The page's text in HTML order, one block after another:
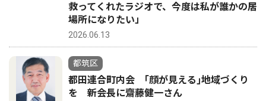
救ってくれたラジオで、今度は私が誰かの居
場所になりたい」
2026.06.13
都筑区
都田連合町内会 ｢顔が見える｣地域づくり
を 新会長に齋藤健一さん